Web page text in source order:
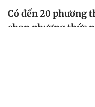
Có đến 20 phương
chọn phương thức